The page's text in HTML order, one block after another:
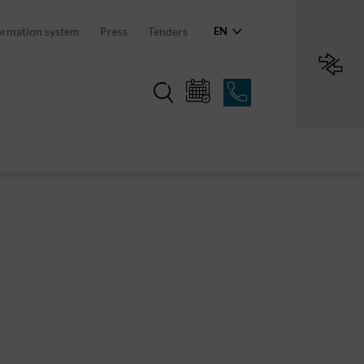
system Press Tenders EN